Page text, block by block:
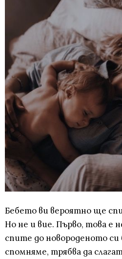
Бебето ви вероятно ще
Но не и вие. Първо, това е
спите до новороденото
спомняме, трябва да